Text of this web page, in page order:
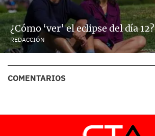
¿Cómo ‘ver’ el eclipse del día 12?
REDACCIÓN
COMENTARIOS